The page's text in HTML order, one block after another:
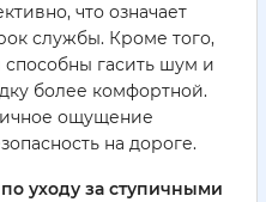
что означает
службы. Кроме того,
гасить шум и
более комфортной.
ощущение
на дороге.
уходу за ступичными